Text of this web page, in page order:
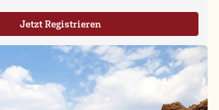
Jetzt Registrieren